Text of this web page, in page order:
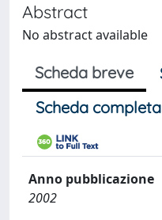
Abstract
No abstract available
Scheda breve
Scheda
Anno pubblicazione
2002